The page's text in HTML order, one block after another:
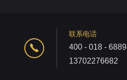
联系电话
400 - 018 - 6889
13702276682